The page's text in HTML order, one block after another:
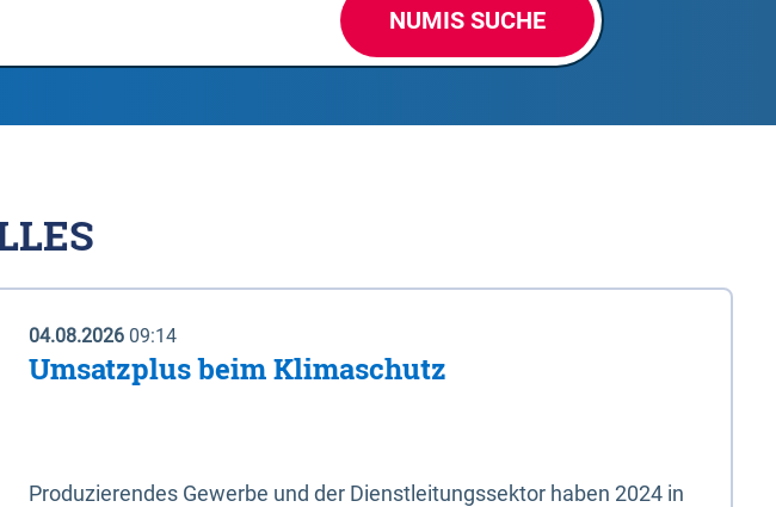
NUMIS SUCHE
04.08.2026 09:14
Umsatzplus beim Klimaschutz
Produzierendes Gewerbe und der Dienstleitungssektor haben 2024 in